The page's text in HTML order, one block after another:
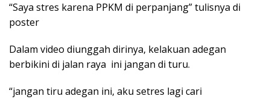
“Saya stres karena PPKM di perpanjang” tulisnya di
poster
Dalam video diunggah dirinya, kelakuan adegan
berbikini di jalan raya ini jangan di turu.
“jangan tiru adegan ini, aku setres lagi cari